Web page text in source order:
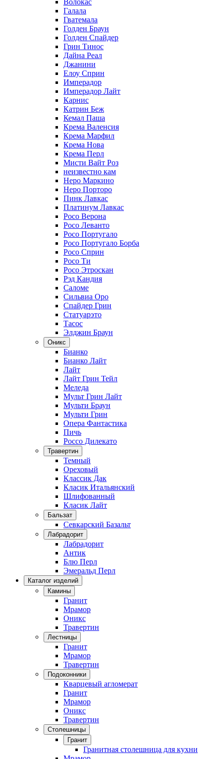
Волокас
Галала
Гватемала
Голден Браун
Голден Спайдер
Грин Тинос
Дайна Реал
Джанини
Елоу Сприн
Имперадор
Имперадор Лайт
Карнис
Катрин Беж
Кемал Паша
Крема Валенсия
Крема Марфил
Крема Нова
Крема Перл
Мисти Вайт Роз
неизвестно кам
Неро Маркино
Неро Порторо
Пинк Лавкаc
Платинум Лавкас
Росо Верона
Росо Леванто
Росо Португало
Росо Португало Борба
Росо Сприн
Росо Ти
Росо Этроскан
Рэд Кандия
Саломе
Сильвиа Оро
Спайдер Грин
Статуарэто
Тасос
Элджин Браун
Оникс
Бианко
Бианко Лайт
Лайт
Лайт Грин Тейл
Меледа
Мульт Грин Лайт
Мульти Браун
Мульти Грин
Опера Фантастика
Пичь
Россо Дилекато
Травертин
Темный
Ореховый
Классик Дак
Класик Итальянский
Шлифованный
Класик Лайт
Бальзат
Севкарский Базальт
Лабрадорит
Лабрадорит
Антик
Блю Перл
Эмеральд Перл
Каталог изделий
Камины
Гранит
Мрамор
Оникс
Травертин
Лестницы
Гранит
Мрамор
Травертин
Подоконники
Кварцевый агломерат
Гранит
Мрамор
Оникс
Травертин
Столешницы
Гранит
Гранитная столешница для кухни